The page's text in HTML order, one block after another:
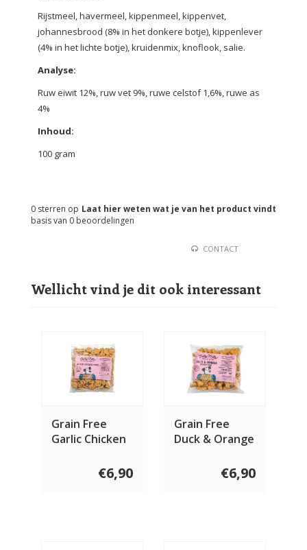
Rijstmeel, havermeel, kippenmeel, kippenvet,
johannesbrood (8% in het donkere botje), kippenlever
(4% in het lichte botje), kruidenmix, knoflook, salie.
Analyse:
Ruw eiwit 12%, ruw vet 9%, ruwe celstof 1,6%, ruwe as
4%
Inhoud:
100 gram
Laat hier weten wat je van het product vindt
0 sterren op
basis van 0 beoordelingen
CONTACT
Wellicht vind je dit ook interessant
Grain Free
Garlic Chicken
€6,90
Grain Free
Duck & Orange
€6,90